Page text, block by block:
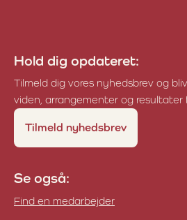
Hold dig opdateret:
Tilmeld dig vores nyhedsbrev og
viden, arrangementer og resultater
Tilmeld nyhedsbrev
Se også:
Find en medarbejder